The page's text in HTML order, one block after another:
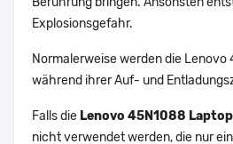
Explosionsgefahr.
Normalerweise werden die Lenovo
während ihrer Auf- und
Falls die Lenovo 45N1088
nicht verwendet werden, die nur